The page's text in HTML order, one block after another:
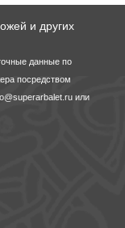
и других
данные по
посредством
или